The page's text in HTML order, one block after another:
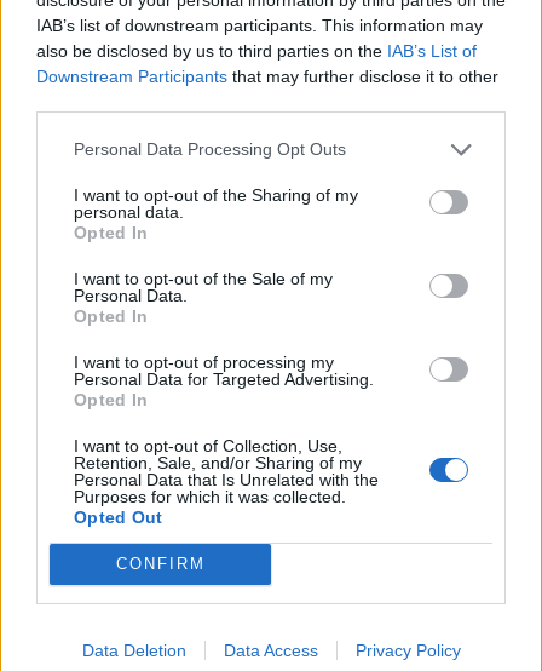
IAB’s list of downstream participants. This information may
also be disclosed by us to third parties on the IAB’s List of
Downstream Participants that may further disclose it to other
Personal Data Processing Opt Outs
I want to opt-out of the Sharing of my
personal data.
Opted In
I want to opt-out of the Sale of my
Personal Data.
Opted In
I want to opt-out of processing my
Personal Data for Targeted Advertising.
Opted In
I want to opt-out of Collection, Use,
Retention, Sale, and/or Sharing of my
Personal Data that Is Unrelated with the
Purposes for which it was collected.
Opted Out
CONFIRM
Data Deletion Data Access Privacy Policy
Auto Pour Vous 5 août 2026 0
Pourquoi le bouton start/stop disparaît
des voitures électriques
Auto Pour Vous 5 août 2026 0